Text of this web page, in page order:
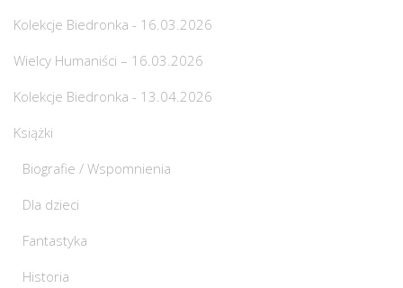
Kolekcje Biedronka - 16.03.2026
Wielcy Humaniści – 16.03.2026
Kolekcje Biedronka - 13.04.2026
Książki
Biografie / Wspomnienia
Dla dzieci
Fantastyka
Historia